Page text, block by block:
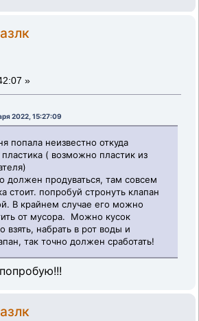
»
2022, 15:27:09
попала неизвестно откуда
( возможно пластик из
должен продуваться, там совсем
стоит. попробуй стронуть клапан
В крайнем случае его можно
от мусора. Можно кусок
взять, набрать в рот воды и
так точно должен сработать!